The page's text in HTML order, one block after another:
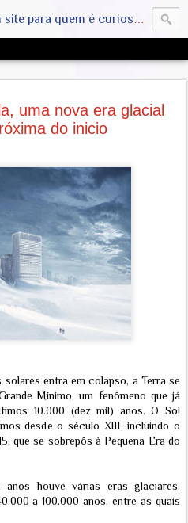
e também quer estar ciente das notícias que geralmente não aparecem na grande mídia. Abram a mente, pensem fora da caixinha. SAIAM DA MATRIX !! A VERDADE ESTÁ LA FORA
uma nova era glacial
do inicio
solares entra em colapso, a Terra se
Mínimo, um fenômeno que já
10.000 (dez mil) anos. O Sol
desde o século XIII, incluindo o
que se sobrepôs à Pequena Era do
houve várias eras glaciares,
a 100.000 anos, entre as quais